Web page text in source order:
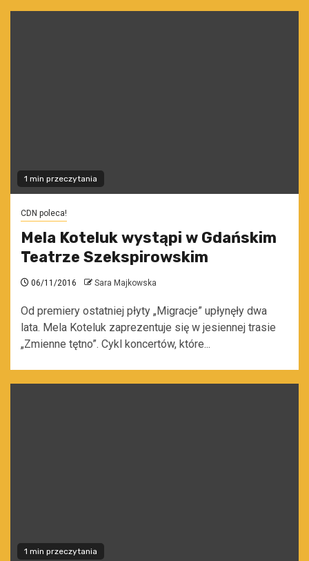
1 min przeczytania
CDN poleca!
Mela Koteluk wystąpi w Gdańskim
Teatrze Szekspirowskim
06/11/2016 Sara Majkowska
Od premiery ostatniej płyty „Migracje” upłynęły dwa
lata. Mela Koteluk zaprezentuje się w jesiennej trasie
„Zmienne tętno”. Cykl koncertów, które...
1 min przeczytania